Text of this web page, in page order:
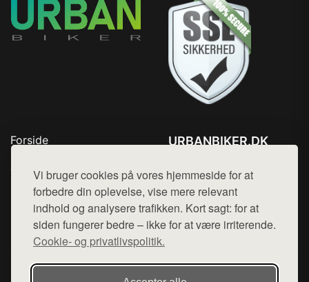
Vi bruger cookies på vores hjemmeside for at
forbedre din oplevelse, vise mere relevant
indhold og analysere trafikken. Kort sagt: for at
siden fungerer bedre – ikke for at være irriterende.
Cookie- og privatlivspolitik.
Forside
Top Rabatter
Blog
Kontakt
URBANBIKER.DK
Mail: hej@want.dk
Cookie- og privatlivspolitik